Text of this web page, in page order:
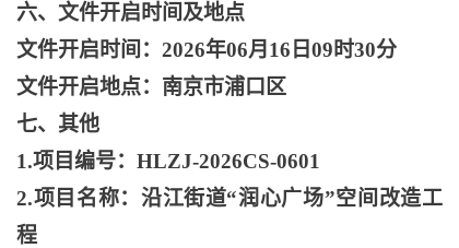
六、文件开启时间及地点
文件开启时间： 2026年06月16日09时30分
文件开启地点：南京市浦口区
七、其他
1.项目编号：HLZJ-2026CS-0601
2.项目名称：沿江街道“润心广场”空间改造工
程